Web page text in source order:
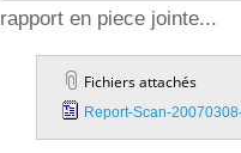
rapport en piece jointe...
Fichiers attachés
Report-Scan-